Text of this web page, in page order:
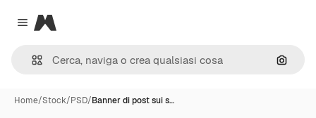
Close menu
Magnific
Cerca
Home/Stock/PSD/Banner di post sui s…